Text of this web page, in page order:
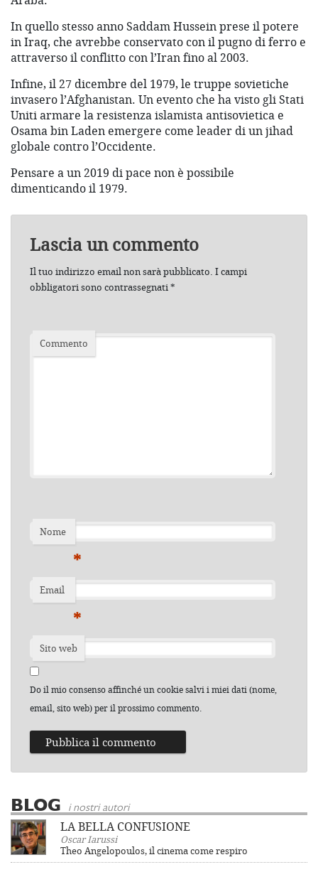
In quello stesso anno Saddam Hussein prese il potere
in Iraq, che avrebbe conservato con il pugno di ferro e
attraverso il conflitto con l’Iran fino al 2003.
Infine, il 27 dicembre del 1979, le truppe sovietiche
invasero l’Afghanistan. Un evento che ha visto gli Stati
Uniti armare la resistenza islamista antisovietica e
Osama bin Laden emergere come leader di un jihad
globale contro l’Occidente.
Pensare a un 2019 di pace non è possibile
dimenticando il 1979.
Lascia un commento
Il tuo indirizzo email non sarà pubblicato. I campi
obbligatori sono contrassegnati*
Commento
Nome
*
Email
*
Sito web
Do il mio consenso affinché un cookie salvi i miei dati (nome,
email, sito web) per il prossimo commento.
BLOG i nostri autori
LA BELLA CONFUSIONE
Oscar Iarussi
Theo Angelopoulos, il cinema come respiro